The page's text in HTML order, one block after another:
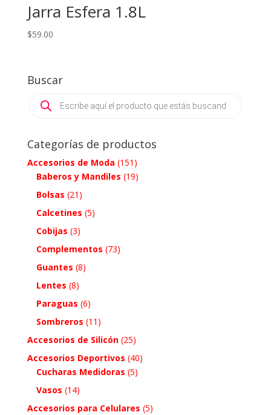
Jarra Esfera 1.8L
$59.00
Buscar
search
Categorías de productos
Accesorios de Moda (151)
Baberos y Mandiles (19)
Bolsas (21)
Calcetines (5)
Cobijas (3)
Complementos (73)
Guantes (8)
Lentes (8)
Paraguas (6)
Sombreros (11)
Accesorios de Silicón (25)
Accesorios Deportivos (40)
Cucharas Medidoras (5)
Vasos (14)
Accesorios para Celulares (5)